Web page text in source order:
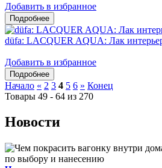
Добавить в избранное
düfa: LACQUER AQUA: Лак
Добавить в избранное
Начало « 2 3 4 5 6 » Конец
Товары 49 - 64 из 270
Новости